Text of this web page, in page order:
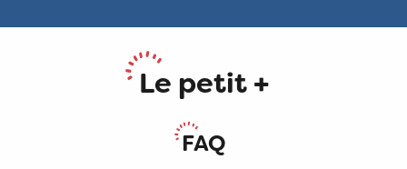
Aviron
Le petit +
FAQ